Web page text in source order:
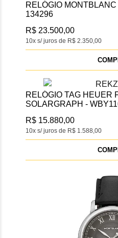
RELÓGIO
134296
10x s/ juros de R$ 2.350,00
R$ 23.500,00
RELÓGIO TAG HEUER
SOLARGRAPH -
10x s/ juros de R$ 1.588,00
R$ 15.880,00